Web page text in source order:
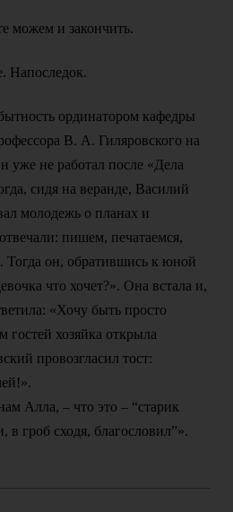
можем и закончить.
Напоследок.
ординатором кафедры
В. А. Гиляровского на
не работал после «Дела
сидя на веранде, Василий
молодежь о планах и
пишем, печатаемся,
Тогда он, обратившись к юной
что хочет?». Она встала и,
«Хочу быть просто
гостей хозяйка открыла
провозгласил тост:
Алла, – что это – “старик
в гроб сходя, благословил”».